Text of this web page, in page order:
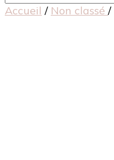
Accueil / Non classé /